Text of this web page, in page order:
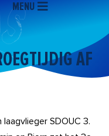
MENU
AF
SDOUC 3.